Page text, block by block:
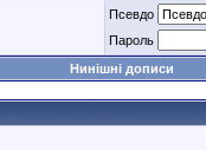
Псевдо
Пароль
Нинішні дописи